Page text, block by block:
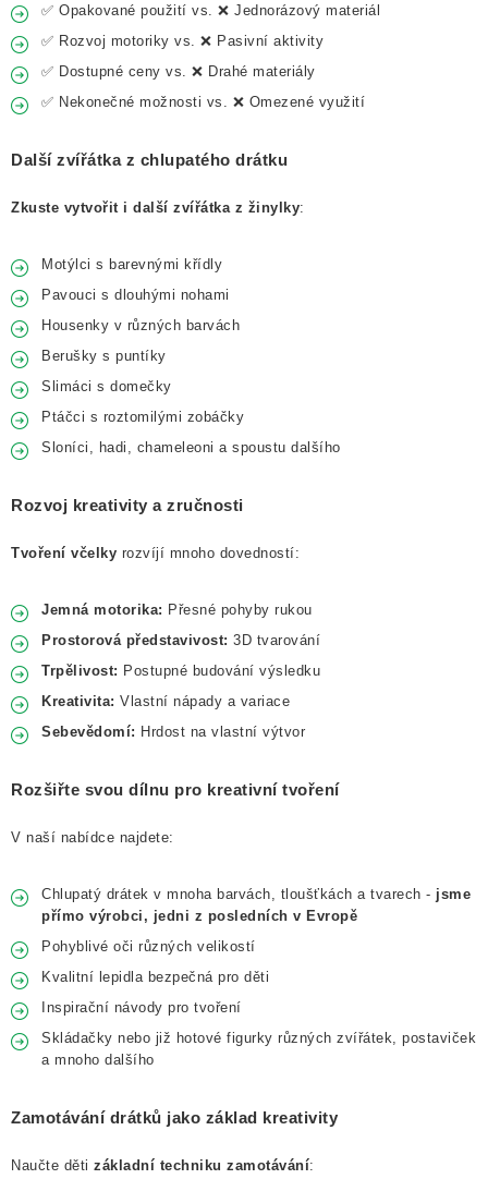
✅ Opakované použití vs. ❌ Jednorázový materiál
✅ Rozvoj motoriky vs. ❌ Pasivní aktivity
✅ Dostupné ceny vs. ❌ Drahé materiály
✅ Nekonečné možnosti vs. ❌ Omezené využití
Další zvířátka z chlupatého drátku
Zkuste vytvořit i další zvířátka z žinylky:
Motýlci s barevnými křídly
Pavouci s dlouhými nohami
Housenky v různých barvách
Berušky s puntíky
Slimáci s domečky
Ptáčci s roztomilými zobáčky
Sloníci, hadi, chameleoni a spoustu dalšího
Rozvoj kreativity a zručnosti
Tvoření včelky rozvíjí mnoho dovedností:
Jemná motorika: Přesné pohyby rukou
Prostorová představivost: 3D tvarování
Trpělivost: Postupné budování výsledku
Kreativita: Vlastní nápady a variace
Sebevědomí: Hrdost na vlastní výtvor
Rozšiřte svou dílnu pro kreativní tvoření
V naší nabídce najdete:
Chlupatý drátek v mnoha barvách, tloušťkách a tvarech - jsme
přímo výrobci, jedni z posledních v Evropě
Pohyblivé oči různých velikostí
Kvalitní lepidla bezpečná pro děti
Inspirační návody pro tvoření
Skládačky nebo již hotové figurky různých zvířátek, postaviček
a mnoho dalšího
Zamotávání drátků jako základ kreativity
Naučte děti základní techniku zamotávání: